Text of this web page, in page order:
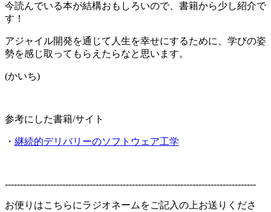
今読んでいる本が結構おもしろいので、書籍から少し紹介で
す！
アジャイル開発を通じて人生を幸せにするために、学びの姿
勢を感じ取ってもらえたらなと思います。
(かいち)
参考にした書籍/サイト
・ 継続的デリバリーのソフトウェア工学
-----------------------------------------------------------------------------------
お便りはこちらにラジオネームをご記入の上お送りくださ